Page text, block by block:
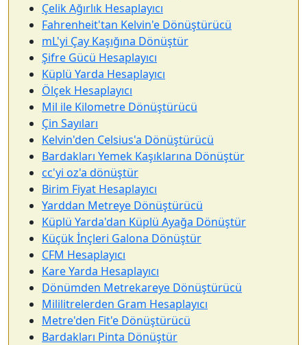
Çelik Ağırlık Hesaplayıcı
Fahrenheit'tan Kelvin'e Dönüştürücü
mL'yi Çay Kaşığına Dönüştür
Şifre Gücü Hesaplayıcı
Küplü Yarda Hesaplayıcı
Ölçek Hesaplayıcı
Mil ile Kilometre Dönüştürücü
Çin Sayıları
Kelvin'den Celsius'a Dönüştürücü
Bardakları Yemek Kaşıklarına Dönüştür
cc'yi oz'a dönüştür
Birim Fiyat Hesaplayıcı
Yarddan Metreye Dönüştürücü
Küplü Yarda'dan Küplü Ayağa Dönüştür
Küçük İnçleri Galona Dönüştür
CFM Hesaplayıcı
Kare Yarda Hesaplayıcı
Dönümden Metrekareye Dönüştürücü
Mililitrelerden Gram Hesaplayıcı
Metre'den Fit'e Dönüştürücü
Bardakları Pinta Dönüştür